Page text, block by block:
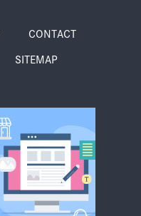
イベント
CONTACT
SITEMAP